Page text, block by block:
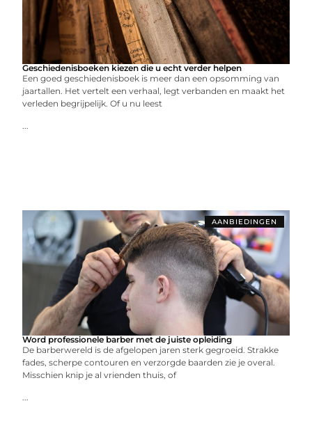
Geschiedenisboeken kiezen die u echt verder helpen
Een goed geschiedenisboek is meer dan een opsomming van
jaartallen. Het vertelt een verhaal, legt verbanden en maakt het
verleden begrijpelijk. Of u nu leest
...
AANBIEDINGEN
Word professionele barber met de juiste opleiding
De barberwereld is de afgelopen jaren sterk gegroeid. Strakke
fades, scherpe contouren en verzorgde baarden zie je overal.
Misschien knip je al vrienden thuis, of
...